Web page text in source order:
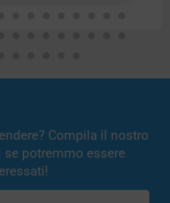
Compila il nostro
potremmo essere